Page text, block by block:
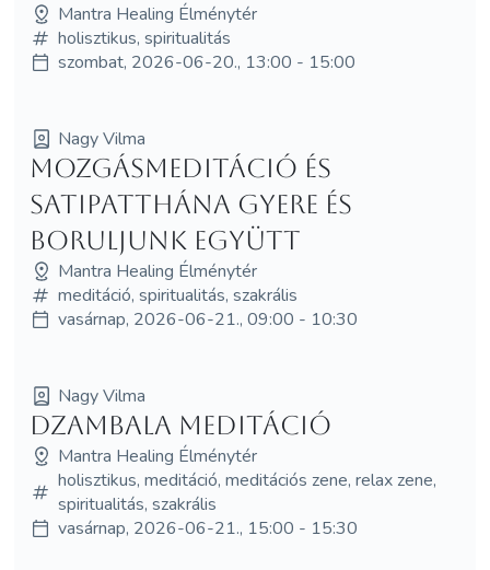
Mantra Healing Élménytér
holisztikus, spiritualitás
szombat, 2026-06-20., 13:00 - 15:00
Nagy Vilma
Mozgásmeditáció és
Satipatthána Gyere és
boruljunk együtt
Mantra Healing Élménytér
meditáció, spiritualitás, szakrális
vasárnap, 2026-06-21., 09:00 - 10:30
Nagy Vilma
Dzambala meditáció
Mantra Healing Élménytér
holisztikus, meditáció, meditációs zene, relax zene,
spiritualitás, szakrális
vasárnap, 2026-06-21., 15:00 - 15:30